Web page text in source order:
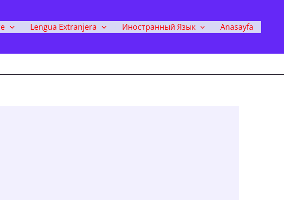
Lengua Extranjera Иностранный Язык Anasayfa